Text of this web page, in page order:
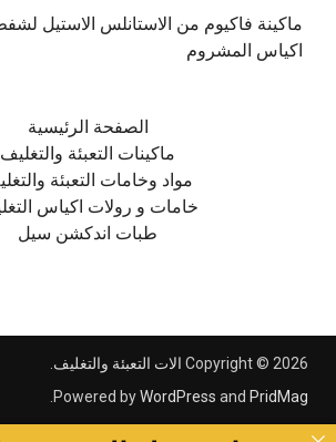
ماكينة فاكيوم من الاستانلس الاستيل
اكياس المشروم
الصفحة الرئيسية
ماكينات التعبئة والتغليف
مواد وخامات التعبئة
خامات و رولات اكياس
طبات اندكشن سيل
Copyright © 2026 الات التعبئة والتغليف
Powered byWordPress and PridMag